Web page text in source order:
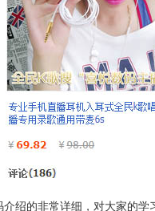
绍的非常详细，对大家的学